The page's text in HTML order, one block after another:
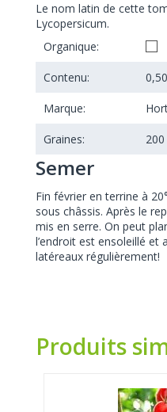
Le nom latin de cette
Lycopersicum.
Organique:
Contenu: 0,50
Marque:
Graines: 200
Semer
Fin février en terrine à
sous châssis. Après le
mis en serre. On peut
l’endroit est ensoleillé et
latéreaux régulièrement!
Produits